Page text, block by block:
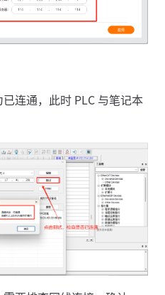
连通，此时 PLC 与笔记本